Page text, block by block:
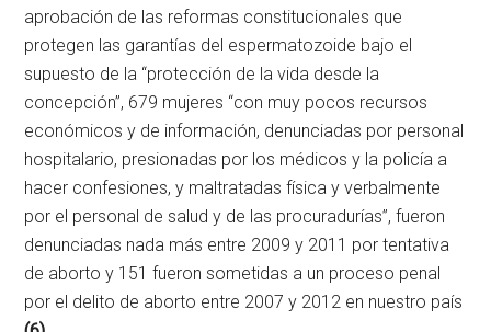
aprobación de las reformas constitucionales que
protegen las garantías del espermatozoide bajo el
supuesto de la “protección de la vida desde la
concepción”, 679 mujeres “con muy pocos recursos
económicos y de información, denunciadas por personal
hospitalario, presionadas por los médicos y la policía a
hacer confesiones, y maltratadas física y verbalmente
por el personal de salud y de las procuradurías”, fueron
denunciadas nada más entre 2009 y 2011 por tentativa
de aborto y 151 fueron sometidas a un proceso penal
por el delito de aborto entre 2007 y 2012 en nuestro país